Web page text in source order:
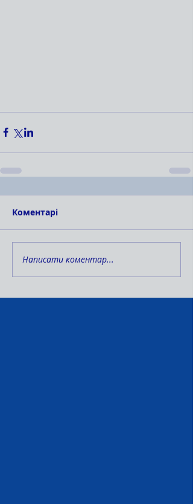
Коментарі
Написати коментар...